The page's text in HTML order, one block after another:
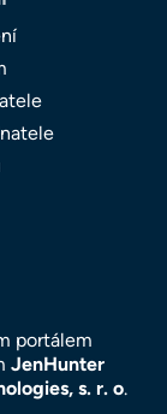
portálem
JenHunter
s. r. o.